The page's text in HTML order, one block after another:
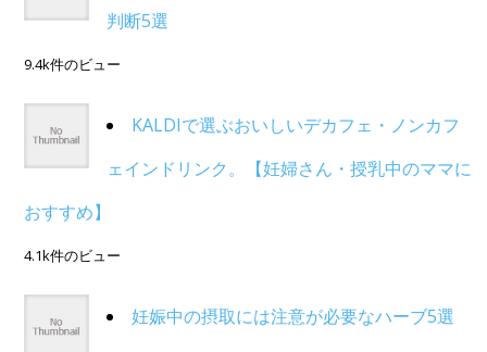
判断5選
9.4k件のビュー
KALDIで選ぶおいしいデカフェ・ノンカフ
ェインドリンク。【妊婦さん・授乳中のママに
おすすめ】
4.1k件のビュー
妊娠中の摂取には注意が必要なハーブ5選